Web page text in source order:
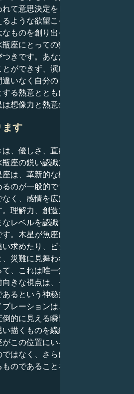
て意思決定をしてしまうことも
ような欲望こそが創造性の原動
ものを創り出そうとする個人を
座にとっての獅子座の火星は、
きです。あなたは前例のない選
ができず、演劇的な熱意、光り
いなく自分のものであるものす
る熱意とともに、それを追い求
想像力と熱意の組み合わせ。
ます
、優しさ、直感、深いつながり
座の鋭い認識力を和らげる力が
は、革新的な概念や方法を開発
のが一般的ですが、あなたのポ
く、感情を広げることで視野を
理解力、創造力、そして目に見
レベルを認識する能力が、この
。木星が魚座にある間は、直感
求めたり、ビジョンに活動の方
災難に見舞われることがよくあ
、これは唯一無二の均衡をもた
きな視点は、それぞれの物事が
るという神秘的な理解と組み合
レーションは、まるで障壁が曖
的に見える瞬間があるかもしれ
描くものを繊細さと美しさで高
この位置にいるとき、発展とは
はなく、さらに健康、思いや
のであることを思い知らされ